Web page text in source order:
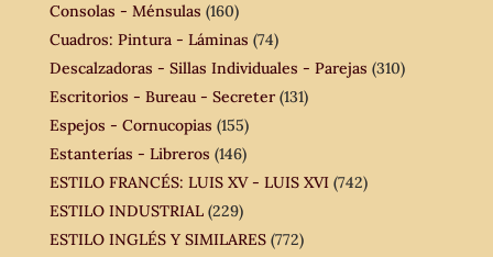
Consolas - Ménsulas (160)
Cuadros: Pintura - Láminas (74)
Descalzadoras - Sillas Individuales - Parejas (310)
Escritorios - Bureau - Secreter (131)
Espejos - Cornucopias (155)
Estanterías - Libreros (146)
ESTILO FRANCÉS: LUIS XV - LUIS XVI (742)
ESTILO INDUSTRIAL (229)
ESTILO INGLÉS Y SIMILARES (772)